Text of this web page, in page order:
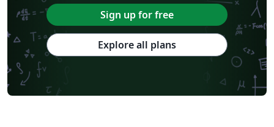
Sign up for free
Explore all plans